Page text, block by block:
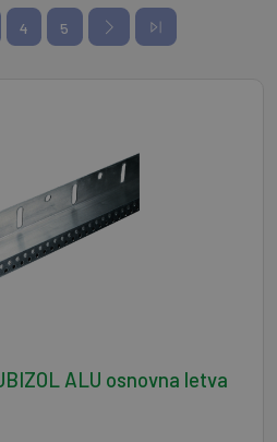
4 5
ALU osnovna letva